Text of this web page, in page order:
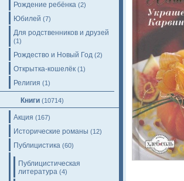
Рождение ребёнка (2)
Юбилей (7)
Для родственников и друзей
(1)
Рождество и Новый Год (2)
Открытка-кошелёк (1)
Религия (1)
Книги (10714)
Акция (167)
Исторические романы (12)
Публицистика (60)
Публицистическая
литература (4)